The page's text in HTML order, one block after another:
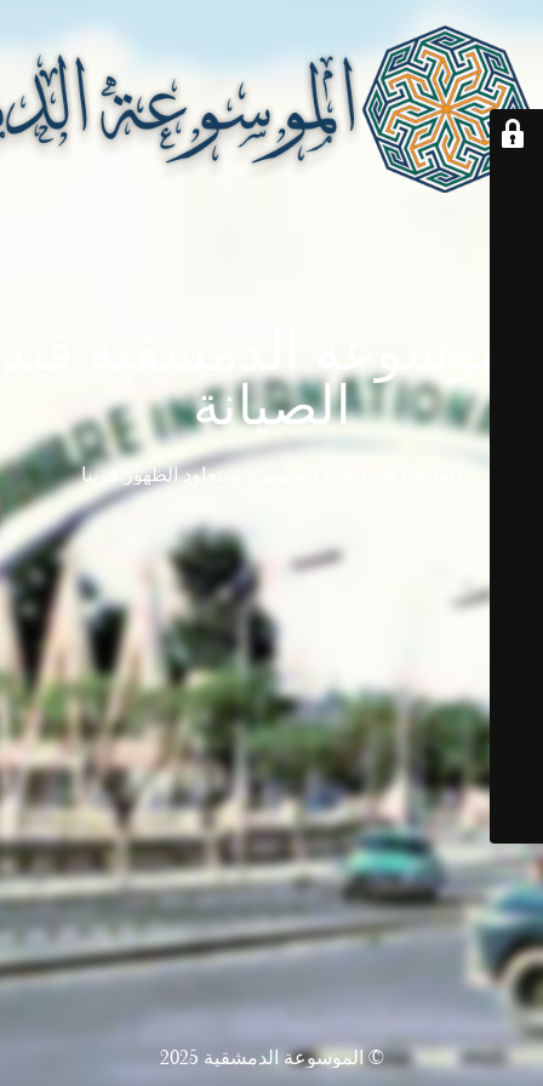
الصيانة
دامابيديا في إجازة للتطوير ... ستعاود الظهور قريباً
© الموسوعة الدمشقية 2025